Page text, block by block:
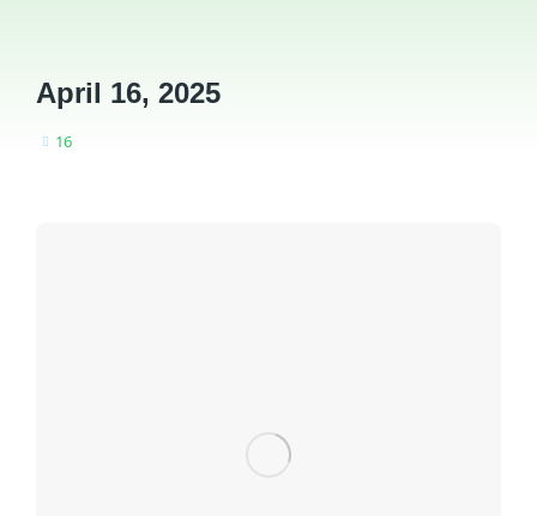
April 16, 2025
You are here:
16